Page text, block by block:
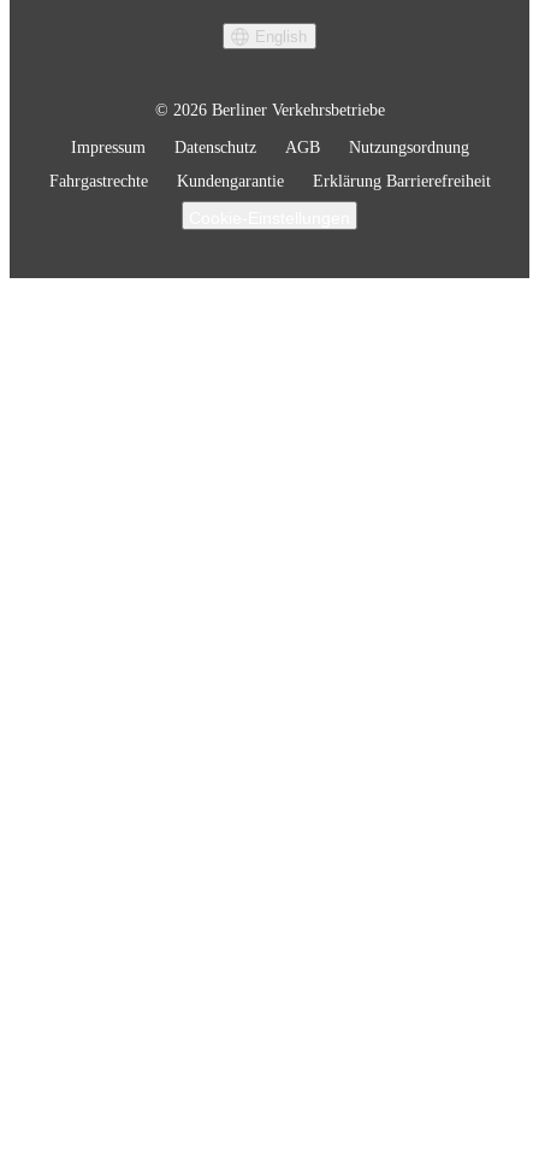
English
© 2026 Berliner Verkehrsbetriebe
Impressum Datenschutz AGB
Nutzungsordnung
Fahrgastrechte
Kundengarantie Erklärung Barrierefreiheit